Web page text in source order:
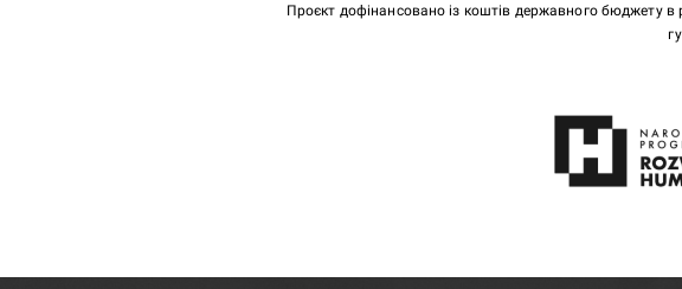
Проєкт дофінансовано із коштів державного бюджету